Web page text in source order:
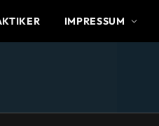
IMPRESSUM